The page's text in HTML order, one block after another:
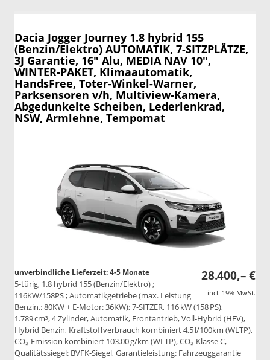
Dacia Jogger Journey 1.8 hybrid 155
(Benzin/Elektro) AUTOMATIK, 7-SITZPLÄTZE,
3J Garantie, 16" Alu, MEDIA NAV 10",
WINTER-PAKET, Klimaautomatik,
HandsFree, Toter-Winkel-Warner,
Parksensoren v/h, Multiview-Kamera,
Abgedunkelte Scheiben, Lederlenkrad,
NSW, Armlehne, Tempomat
28.400,– €
incl. 19% MwSt.
unverbindliche Lieferzeit: 4-5 Monate
5-türig, 1.8 hybrid 155 (Benzin/Elektro) ;
116KW/158PS ; Automatikgetriebe (max. Leistung
Benzin.: 80KW + E-Motor: 36KW); 7-SITZER, 116 kW (158 PS),
1.789 cm³, 4 Zylinder, Automatik, Frontantrieb, Voll-Hybrid (HEV),
Hybrid Benzin, Kraftstoffverbrauch kombiniert 4,5 l/100km (WLTP),
CO₂-Emission kombiniert 103.00 g/km (WLTP), CO₂-Klasse C,
Qualitätssiegel: BVFK-Siegel, Garantieleistung: Fahrzeuggarantie